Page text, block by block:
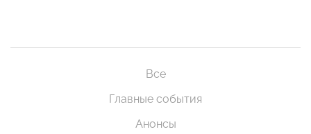
Все
Главные события
Анонсы